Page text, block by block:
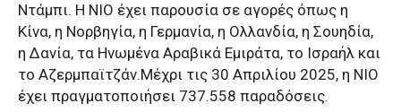
Ντάμπι. Η NIO έχει παρουσία σε αγορές όπως η
Κίνα, η Νορβηγία, η Γερμανία, η Ολλανδία, η Σουηδία,
η Δανία, τα Ηνωμένα Αραβικά Εμιράτα, το Ισραήλ και
το Αζερμπαϊτζάν.Μέχρι τις 30 Απριλίου 2025, η NIO
έχει πραγματοποιήσει 737.558 παραδόσεις.